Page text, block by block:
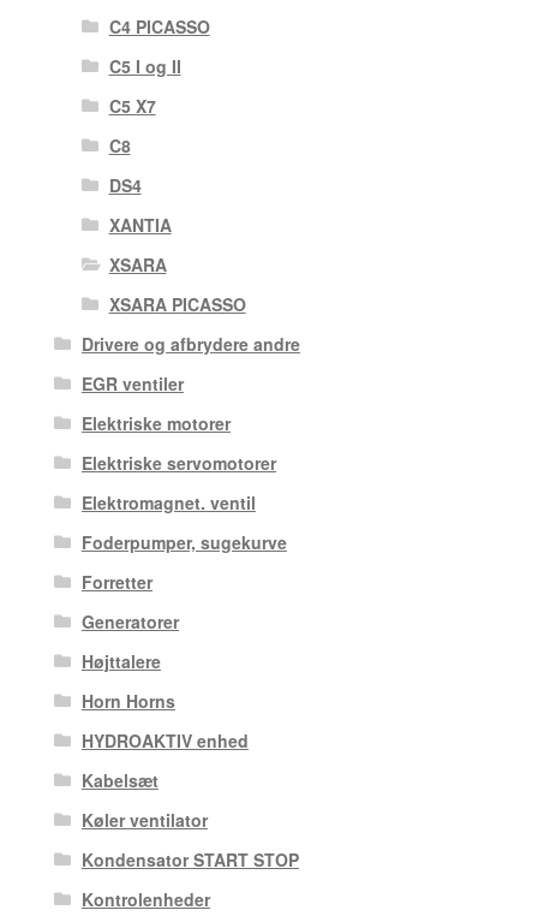
C4 PICASSO
C5 I og II
C5 X7
C8
DS4
XANTIA
XSARA
XSARA PICASSO
Drivere og afbrydere andre
EGR ventiler
Elektriske motorer
Elektriske servomotorer
Elektromagnet. ventil
Foderpumper, sugekurve
Forretter
Generatorer
Højttalere
Horn Horns
HYDROAKTIV enhed
Kabelsæt
Køler ventilator
Kondensator START STOP
Kontrolenheder